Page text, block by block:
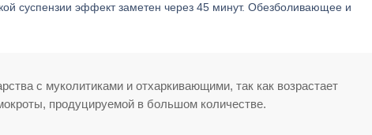
суспензии эффект заметен через 45 минут. Обезболивающее и
с муколитиками и отхаркивающими, так как возрастает
продуцируемой в большом количестве.